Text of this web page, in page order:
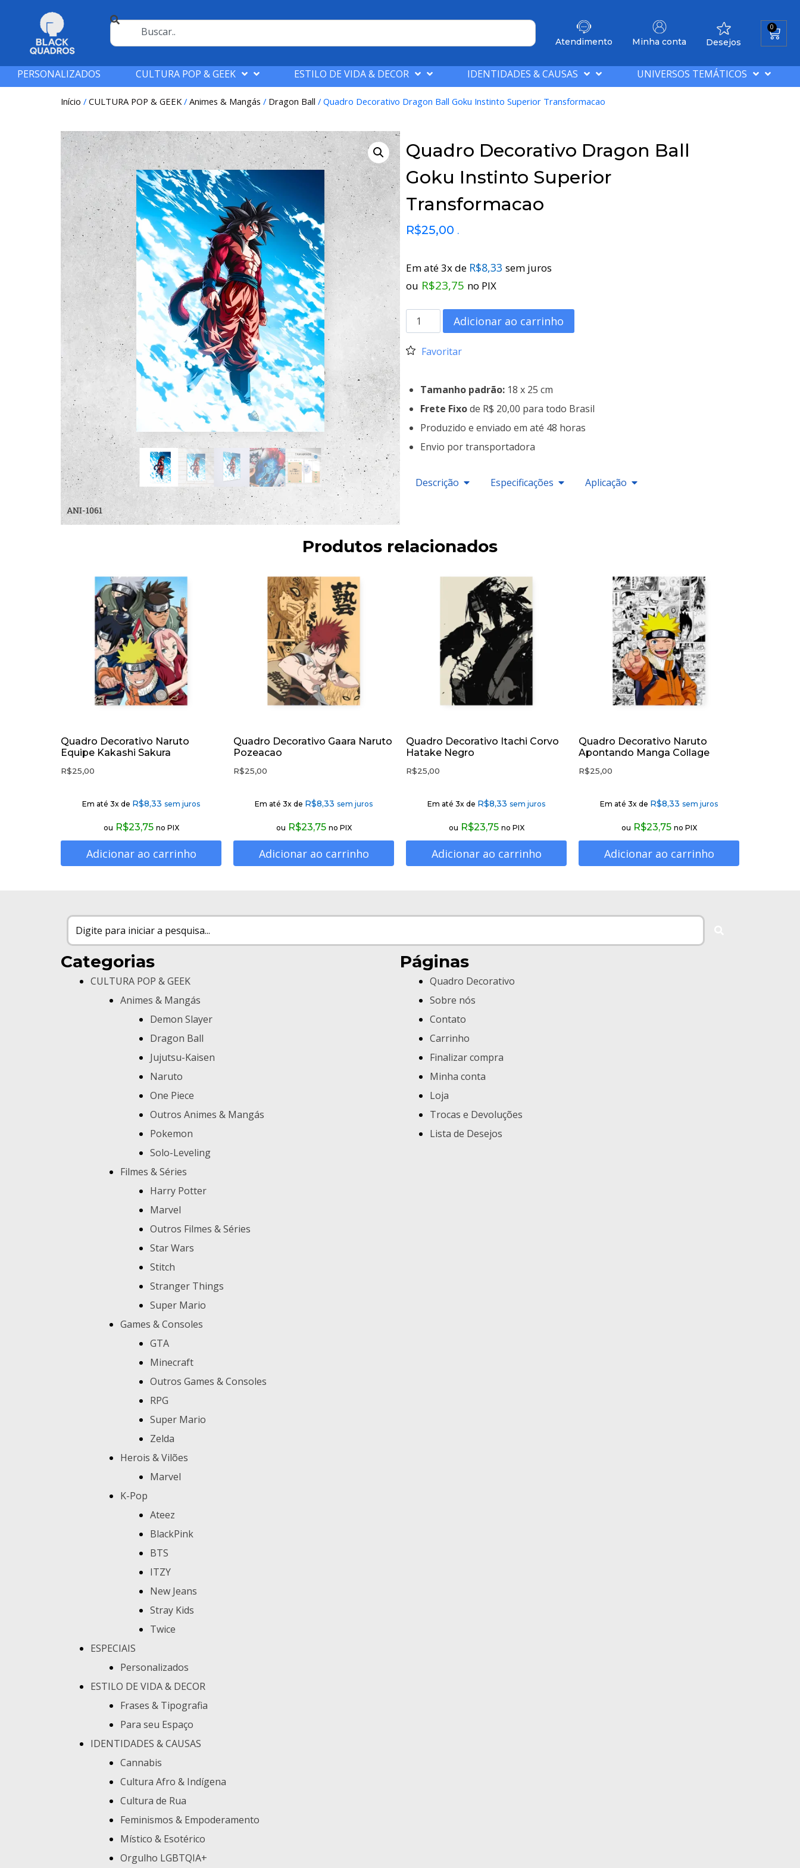
Atendimento Minha conta Desejos
0
PERSONALIZADOS CULTURA POP & GEEK ESTILO DE VIDA & DECOR IDENTIDADES & CAUSAS UNIVERSOS TEMÁTICOS
Início / CULTURA POP & GEEK/ Animes & Mangás / Dragon Ball / Quadro Decorativo Dragon Ball Goku Instinto Superior Transformacao
ANI-1061
Quadro Decorativo Dragon Ball
Goku Instinto Superior
Transformacao
R$25,00 .
Em até 3x de R$8,33 sem juros
ou R$23,75 no PIX
Adicionar ao carrinho
Favoritar
Tamanho padrão: 18 x 25 cm
Frete Fixode R$ 20,00 para todo Brasil
Produzido e enviado em até 48 horas
Envio por transportadora
Descrição Especificações Aplicação
Produtos relacionados
Quadro Decorativo Naruto
Equipe Kakashi Sakura
R$25,00
Em até 3x de R$8,33 sem juros
ou R$23,75 no PIX
Adicionar ao carrinho
Quadro Decorativo Gaara Naruto
Pozeacao
R$25,00
Em até 3x de R$8,33 sem juros
ou R$23,75 no PIX
Adicionar ao carrinho
Quadro Decorativo Itachi Corvo
Hatake Negro
R$25,00
Em até 3x de R$8,33 sem juros
ou R$23,75 no PIX
Adicionar ao carrinho
Quadro Decorativo Naruto
Apontando Manga Collage
R$25,00
Em até 3x de R$8,33 sem juros
ou R$23,75 no PIX
Adicionar ao carrinho
Categorias
CULTURA POP & GEEK
Animes & Mangás
Demon Slayer
Dragon Ball
Jujutsu-Kaisen
Naruto
One Piece
Outros Animes & Mangás
Pokemon
Solo-Leveling
Filmes & Séries
Harry Potter
Marvel
Outros Filmes & Séries
Star Wars
Stitch
Stranger Things
Super Mario
Games & Consoles
GTA
Minecraft
Outros Games & Consoles
RPG
Super Mario
Zelda
Herois & Vilões
Marvel
K-Pop
Ateez
BlackPink
BTS
ITZY
New Jeans
Stray Kids
Twice
ESPECIAIS
Personalizados
ESTILO DE VIDA & DECOR
Frases & Tipografia
Para seu Espaço
IDENTIDADES & CAUSAS
Cannabis
Cultura Afro & Indígena
Cultura de Rua
Feminismos & Empoderamento
Místico & Esotérico
Orgulho LGBTQIA+
Páginas
Quadro Decorativo
Sobre nós
Contato
Carrinho
Finalizar compra
Minha conta
Loja
Trocas e Devoluções
Lista de Desejos